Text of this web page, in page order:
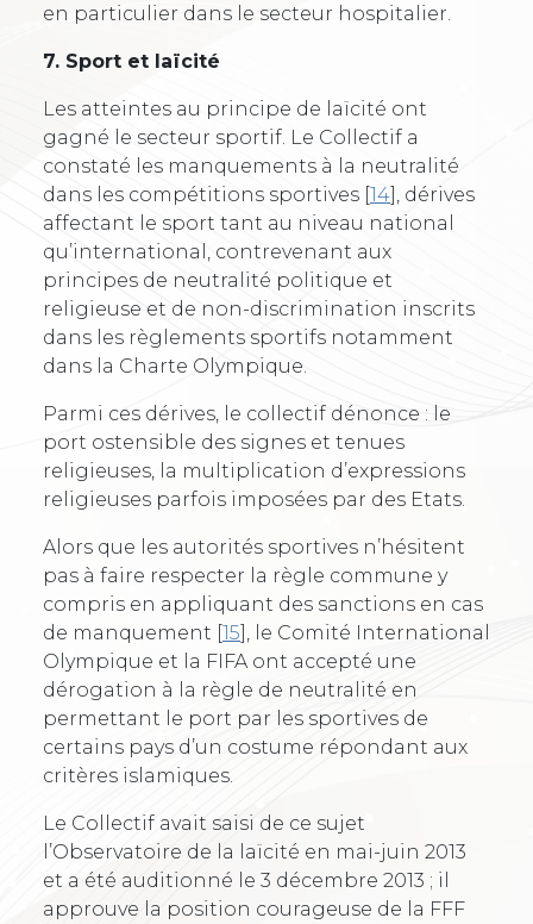
en particulier dans le secteur hospitalier.
7. Sport et laïcité
Les atteintes au principe de laïcité ont
gagné le secteur sportif. Le Collectif a
constaté les manquements à la neutralité
dans les compétitions sportives [14] , dérives
affectant le sport tant au niveau national
qu’international, contrevenant aux
principes de neutralité politique et
religieuse et de non-discrimination inscrits
dans les règlements sportifs notamment
dans la Charte Olympique.
Parmi ces dérives, le collectif dénonce : le
port ostensible des signes et tenues
religieuses, la multiplication d’expressions
religieuses parfois imposées par des Etats.
Alors que les autorités sportives n’hésitent
pas à faire respecter la règle commune y
compris en appliquant des sanctions en cas
de manquement [15]
, le Comité International
Olympique et la FIFA ont accepté une
dérogation à la règle de neutralité en
permettant le port par les sportives de
certains pays d’un costume répondant aux
critères islamiques.
Le Collectif avait saisi de ce sujet
l’Observatoire de la laïcité en mai-juin 2013
et a été auditionné le 3 décembre 2013 ; il
approuve la position courageuse de la FFF